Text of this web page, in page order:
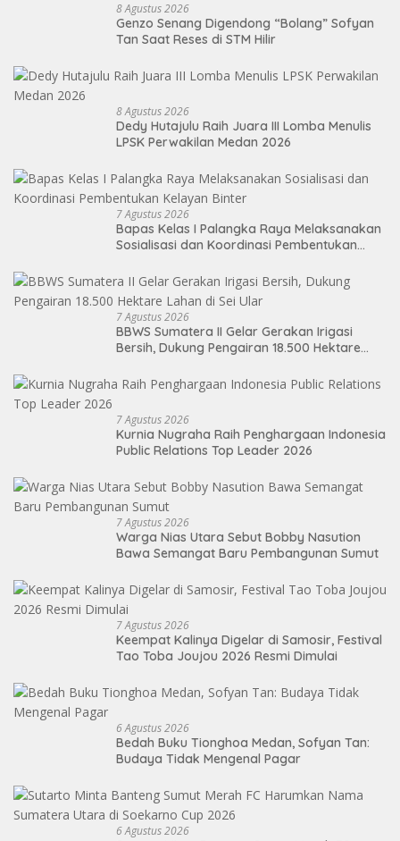
8 Agustus 2026
Genzo Senang Digendong “Bolang” Sofyan
Tan Saat Reses di STM Hilir
8 Agustus 2026
Dedy Hutajulu Raih Juara III Lomba Menulis
LPSK Perwakilan Medan 2026
7 Agustus 2026
Bapas Kelas I Palangka Raya Melaksanakan
Sosialisasi dan Koordinasi Pembentukan
7 Agustus 2026
BBWS Sumatera II Gelar Gerakan Irigasi
Bersih, Dukung Pengairan 18.500 Hektare
7 Agustus 2026
Kurnia Nugraha Raih Penghargaan Indonesia
Public Relations Top Leader 2026
7 Agustus 2026
Warga Nias Utara Sebut Bobby Nasution
Bawa Semangat Baru Pembangunan Sumut
7 Agustus 2026
Keempat Kalinya Digelar di Samosir, Festival
Tao Toba Joujou 2026 Resmi Dimulai
6 Agustus 2026
Bedah Buku Tionghoa Medan, Sofyan Tan:
Budaya Tidak Mengenal Pagar
6 Agustus 2026